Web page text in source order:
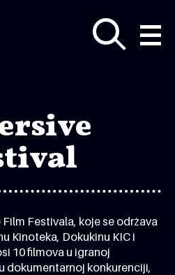
Festivala, koje se održava
Kinoteka, Dokukinu KIC i
10 filmova u igranoj
dokumentarnoj konkurenciji,